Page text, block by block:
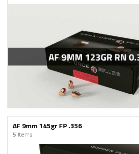
AF 9mm 145gr FP .356
5 Items